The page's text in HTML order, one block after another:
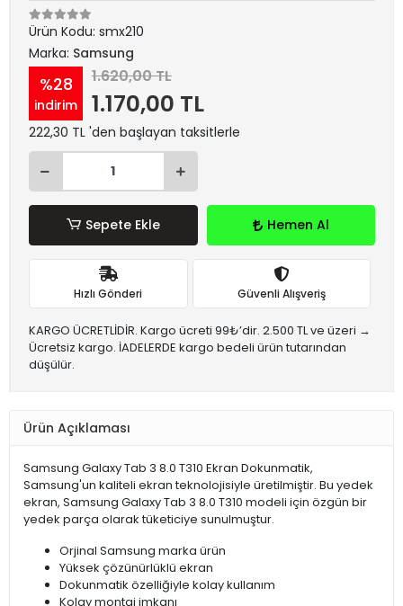
Ürün Kodu: smx210
Marka: Samsung
%28
indirim
1.620,00 TL
1.170,00 TL
222,30 TL 'den başlayan taksitlerle
Sepete Ekle Hemen Al
Hızlı Gönderi Güvenli Alışveriş
KARGO ÜCRETLİDİR. Kargo ücreti 99₺’dir. 2.500 TL ve üzeri →
Ücretsiz kargo. İADELERDE kargo bedeli ürün tutarından
düşülür.
Ürün Açıklaması
Samsung Galaxy Tab 3 8.0 T310 Ekran Dokunmatik,
Samsung'un kaliteli ekran teknolojisiyle üretilmiştir. Bu yedek
ekran, Samsung Galaxy Tab 3 8.0 T310 modeli için özgün bir
yedek parça olarak tüketiciye sunulmuştur.
Orjinal Samsung marka ürün
Yüksek çözünürlüklü ekran
Dokunmatik özelliğiyle kolay kullanım
Kolay montaj imkanı